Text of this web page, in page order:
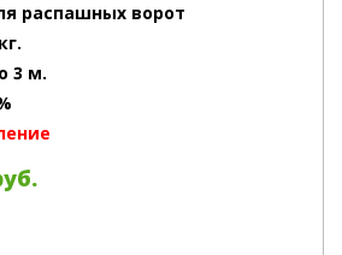
распашных ворот
3 м.